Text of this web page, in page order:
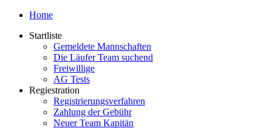
Home
Startliste
Gemeldete Mannschaften
Die Läufer Team suchend
Freiwillige
AG Tests
Regiestration
Registrierungsverfahren
Zahlung der Gebühr
Neuer Team Kapitän